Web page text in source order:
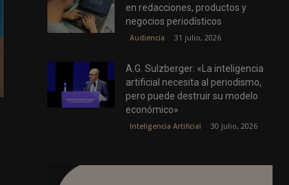
en redacciones, productos y
negocios periodísticos
Audiencia 31 julio, 2026
A.G. Sulzberger: «La inteligencia
artificial necesita al periodismo,
pero puede destruir su modelo
económico»
Inteligencia Artificial 30 julio, 2026